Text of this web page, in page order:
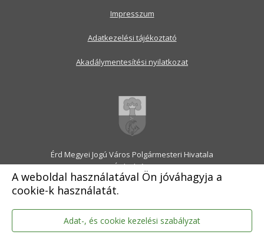
A weboldal használatával Ön jóváhagyja a
cookie-k használatát.
Adat-, és cookie kezelési szabályzat
Érd Megyei Jogú Város Polgármesteri Hivatala
2030 Érd, Alsó utca 1.
Levélcím: 2031 Érd, Pf.: 31
E-mail:onkormanyzat@erd.hu
Telefonközpont:06-23-522-300
Ügyfélszolgálat:06-23-522-301
Hivatali Kapu: ERDPH
Impresszum
Adatkezelési tájékoztató
Akadálymentesítési nyilatkozat